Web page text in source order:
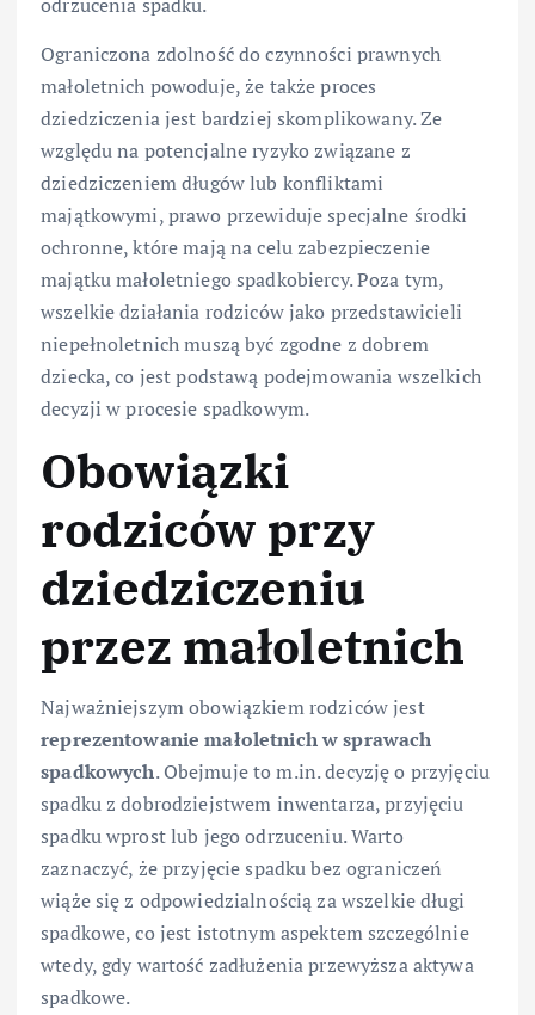
Ograniczona zdolność do czynności prawnych
małoletnich powoduje, że także proces
dziedziczenia jest bardziej skomplikowany. Ze
względu na potencjalne ryzyko związane z
dziedziczeniem długów lub konfliktami
majątkowymi, prawo przewiduje specjalne środki
ochronne, które mają na celu zabezpieczenie
majątku małoletniego spadkobiercy. Poza tym,
wszelkie działania rodziców jako przedstawicieli
niepełnoletnich muszą być zgodne z dobrem
dziecka, co jest podstawą podejmowania wszelkich
decyzji w procesie spadkowym.
Obowiązki
rodziców przy
dziedziczeniu
przez małoletnich
Najważniejszym obowiązkiem rodziców jest
reprezentowanie małoletnich w sprawach
spadkowych. Obejmuje to m.in. decyzję o przyjęciu
spadku z dobrodziejstwem inwentarza, przyjęciu
spadku wprost lub jego odrzuceniu. Warto
zaznaczyć, że przyjęcie spadku bez ograniczeń
wiąże się z odpowiedzialnością za wszelkie długi
spadkowe, co jest istotnym aspektem szczególnie
wtedy, gdy wartość zadłużenia przewyższa aktywa
spadkowe.